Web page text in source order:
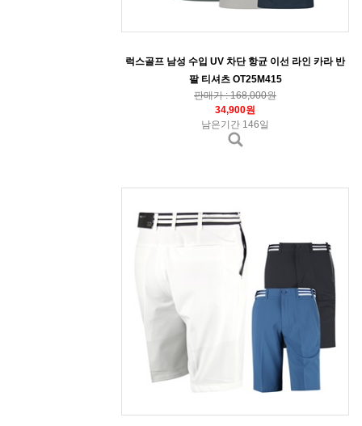
럭스골프 남성 수입 UV 차단 항균 이선 라인 카라 반
팔 티셔츠 OT25M415
판매가 : 168,000원
34,900원
남은기간 146일